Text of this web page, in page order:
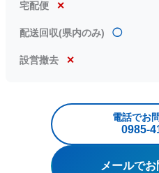
宅配便 ✕
配送回収(県内のみ) ◯
設営撤去 ✕
電話でお
メールで